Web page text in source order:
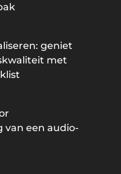
geniet
met
van een audio-